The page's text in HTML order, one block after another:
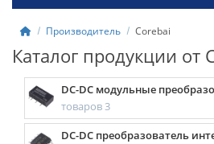
Производитель Corebai
Каталог продукции от
DC-DC модульные
товаров 3
DC-DC преобразователь